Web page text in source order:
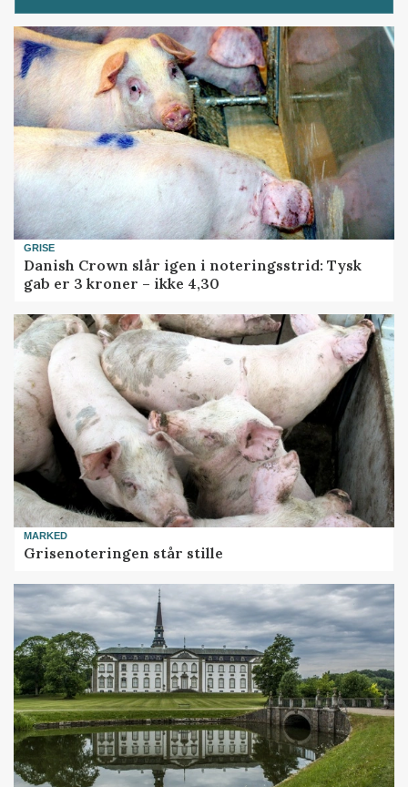
GRISE
Danish Crown slår igen i noteringsstrid: Tysk
gab er 3 kroner – ikke 4,30
MARKED
Grisenoteringen står stille